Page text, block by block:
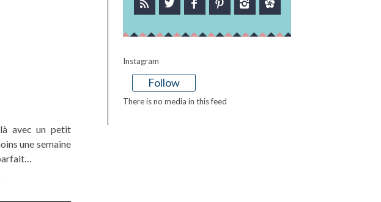
avec un petit
une semaine
Instagram
Follow
There is no media in this feed